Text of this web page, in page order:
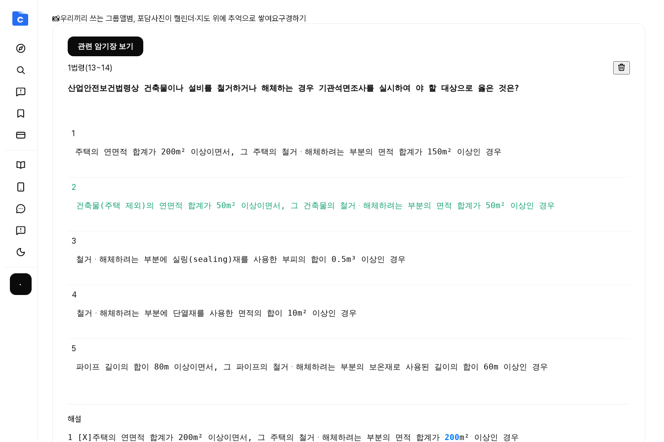
·
산업안전보건법령상 건축물이나 설비를 철거하거나 해체하는 경우 기관석면조 상세 페이지
📸우리끼리 쓰는 그룹앨범, 포담사진이 캘린더·지도 위에 추억으로 쌓여요구경하기
관련 암기장 보기
1법령(13~14)
산업안전보건법령상 건축물이나 설비를 철거하거나 해체하는 경우 기관석면조사를 실시하여 야 할 대상으로 옳은 것은?
1
주택의 연면적 합계가 200m² 이상이면서, 그 주택의 철거ᆞ해체하려는 부분의 면적 합계가 150m² 이상인 경우
2
건축물(주택 제외)의 연면적 합계가 50m² 이상이면서, 그 건축물의 철거ᆞ해체하려는 부분의 면적 합계가 50m² 이상인 경우
3
철거ᆞ해체하려는 부분에 실링(sealing)재를 사용한 부피의 합이 0.5m³ 이상인 경우
4
철거ᆞ해체하려는 부분에 단열재를 사용한 면적의 합이 10m² 이상인 경우
5
파이프 길이의 합이 80m 이상이면서, 그 파이프의 철거ᆞ해체하려는 부분의 보온재로 사용된 길이의 합이 60m 이상인 경우
해설
1 [X]주택의 연면적 합계가 200m² 이상이면서, 그 주택의 철거ᆞ해체하려는 부분의 면적 합계가 200m² 이상인 경우